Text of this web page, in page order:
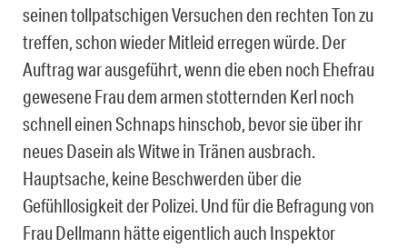
seinen tollpatschigen Versuchen den rechten Ton zu
treffen, schon wieder Mitleid erregen würde. Der
Auftrag war ausgeführt, wenn die eben noch Ehefrau
gewesene Frau dem armen stotternden Kerl noch
schnell einen Schnaps hinschob, bevor sie über ihr
neues Dasein als Witwe in Tränen ausbrach.
Hauptsache, keine Beschwerden über die
Gefühllosigkeit der Polizei. Und für die Befragung von
Frau Dellmann hätte eigentlich auch Inspektor